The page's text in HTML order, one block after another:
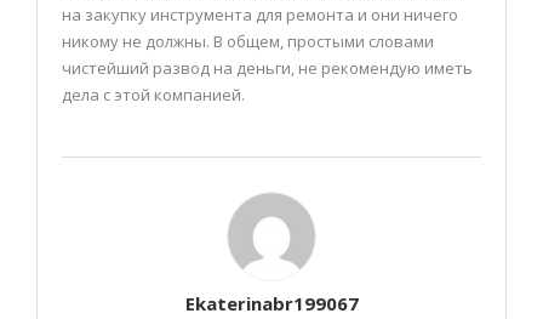
на закупку инструмента для ремонта и они ничего
никому не должны. В общем, простыми словами
чистейший развод на деньги, не рекомендую иметь
дела с этой компанией.
Ekaterinabr199067